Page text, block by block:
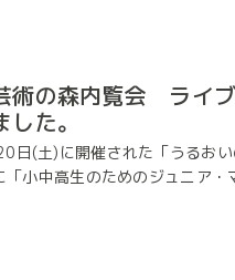
術の森内覧会 ライ
た。
(土)に開催された「うるおい
小中高生のためのジュニア・